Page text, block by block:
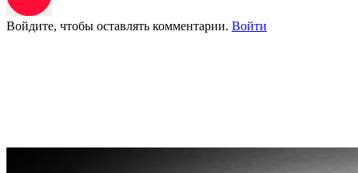
Войдите, чтобы оставлять комментарии. Войти